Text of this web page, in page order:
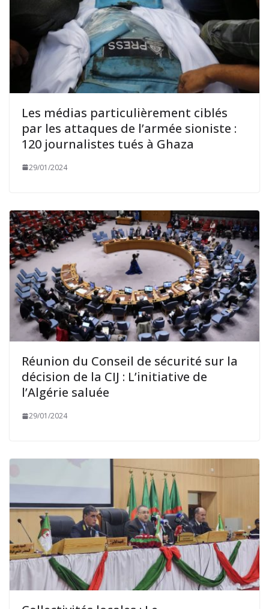
Les médias particulièrement ciblés
par les attaques de l’armée sioniste :
120 journalistes tués à Ghaza
29/01/2024
Réunion du Conseil de sécurité sur la
décision de la CIJ : L’initiative de
l’Algérie saluée
29/01/2024